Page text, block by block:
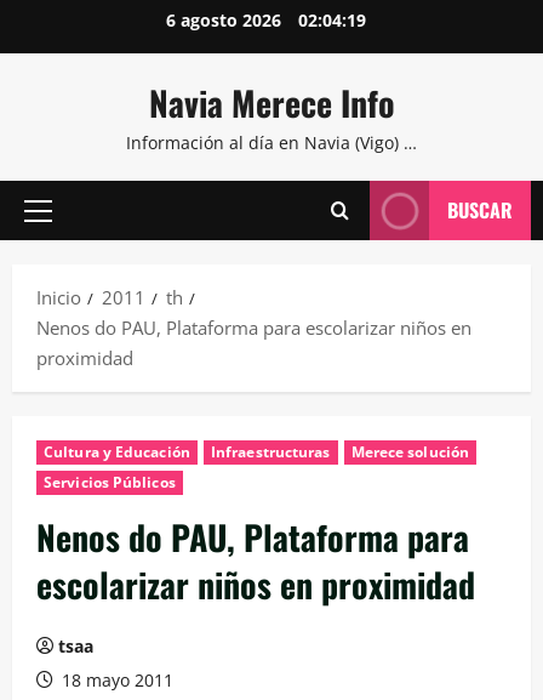
al
6 agosto 2026 02:04:20
Navia Merece Info
Información al día en Navia (Vigo) …
Menú
BUSCAR
Inicio 2011
th
Nenos do PAU, Plataforma para escolarizar niños en
proximidad
Cultura y Educación Infraestructuras
Merece solución
Servicios Públicos
Nenos do PAU, Plataforma para
escolarizar niños en proximidad
tsaa
18 mayo 2011